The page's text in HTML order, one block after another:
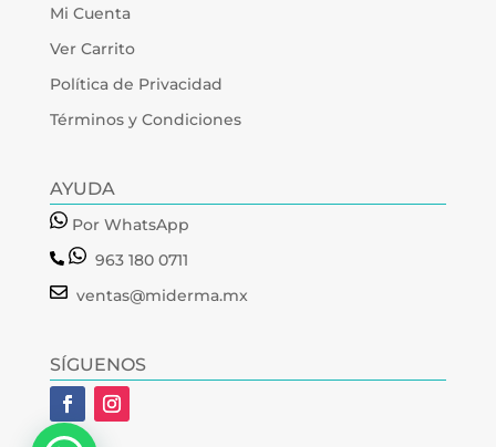
Mi Cuenta
Ver Carrito
Política de Privacidad
Términos y Condiciones
AYUDA
Por WhatsApp
963 180 0711
ventas@miderma.mx
SÍGUENOS